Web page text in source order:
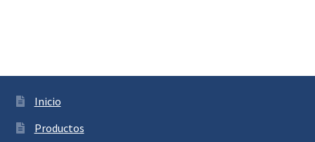
Inicio
Productos